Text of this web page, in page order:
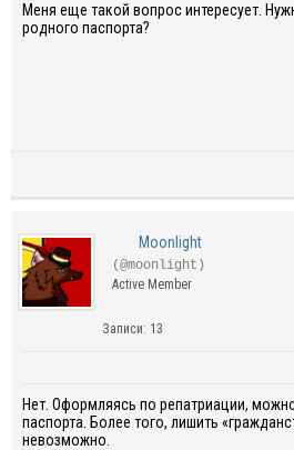
Меня еще такой вопрос интересует.
родного паспорта?
Moonlight
(@moonlight)
Active Member
Записи: 13
Нет. Оформляясь по репатриации,
паспорта. Более того, лишить
невозможно.